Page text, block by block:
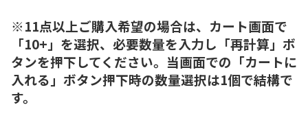
※11点以上ご購入希望の場合は、カート画面で
「10+」を選択、必要数量を入力し「再計算」ボ
タンを押下してください。当画面での「カートに
入れる」ボタン押下時の数量選択は1個で結構で
す。